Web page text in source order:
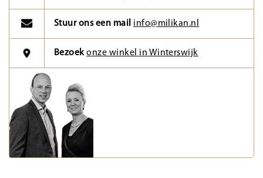
Stuur ons een mail info@milikan.nl
Bezoekonze winkel in Winterswijk